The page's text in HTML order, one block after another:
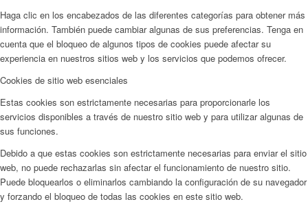
Haga clic en los encabezados de las diferentes categorías para obtener más
información. También puede cambiar algunas de sus preferencias. Tenga en
cuenta que el bloqueo de algunos tipos de cookies puede afectar su
experiencia en nuestros sitios web y los servicios que podemos ofrecer.
Cookies de sitio web esenciales
Estas cookies son estrictamente necesarias para proporcionarle los
servicios disponibles a través de nuestro sitio web y para utilizar algunas de
sus funciones.
Debido a que estas cookies son estrictamente necesarias para enviar el sitio
web, no puede rechazarlas sin afectar el funcionamiento de nuestro sitio.
Puede bloquearlos o eliminarlos cambiando la configuración de su navegador
y forzando el bloqueo de todas las cookies en este sitio web.